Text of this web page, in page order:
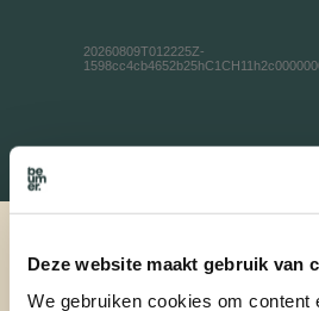
Deze website maakt gebruik van
We gebruiken cookies om content